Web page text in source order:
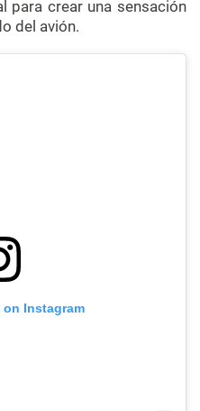
para crear una sensación
del avión.
Instagram